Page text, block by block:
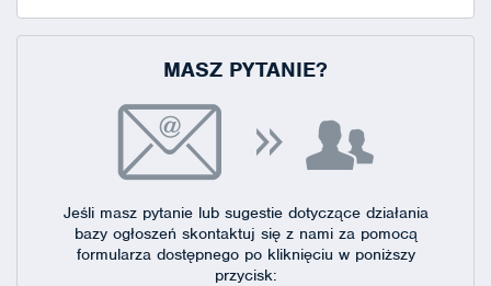
MASZ PYTANIE?
Jeśli masz pytanie lub sugestie dotyczące działania
bazy ogłoszeń skontaktuj się z nami za pomocą
formularza dostępnegopo kliknięciu w poniższy
przycisk: